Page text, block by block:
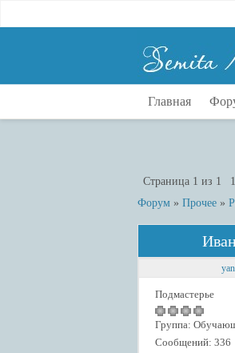
Главная
Страница 1 из 1
1
Форум » Прочее »
Подмастерье
Группа:
Сообщений: 336